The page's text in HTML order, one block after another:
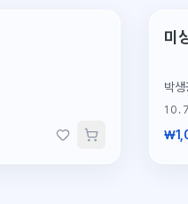
미
박생